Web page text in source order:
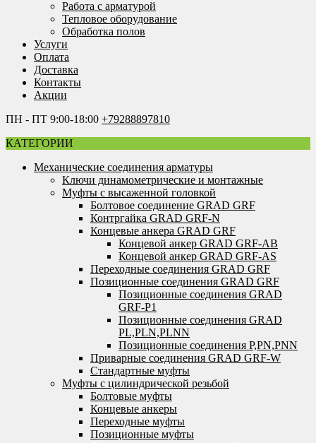
Работа с арматурой
Тепловое оборудование
Обработка полов
Услуги
Оплата
Доставка
Контакты
Акции
ПН - ПТ 9:00-18:00 +79288897810
КАТЕГОРИИ
Механические соединения арматуры
Ключи динамометрические и монтажные
Муфты с высаженной головкой
Болтовое соединение GRAD GRF
Контргайка GRAD GRF-N
Концевые анкера GRAD GRF
Концевой анкер GRAD GRF-AB
Концевой анкер GRAD GRF-AS
Переходные соединения GRAD GRF
Позиционные соединения GRAD GRF
Позиционные соединения GRAD
GRF-P1
Позиционные соединения GRAD
PL,PLN,PLNN
Позиционные соединения P,PN,PNN
Приварные соединения GRAD GRF-W
Стандартные муфты
Муфты с цилиндрической резьбой
Болтовые муфты
Концевые анкеры
Переходные муфты
Позиционные муфты